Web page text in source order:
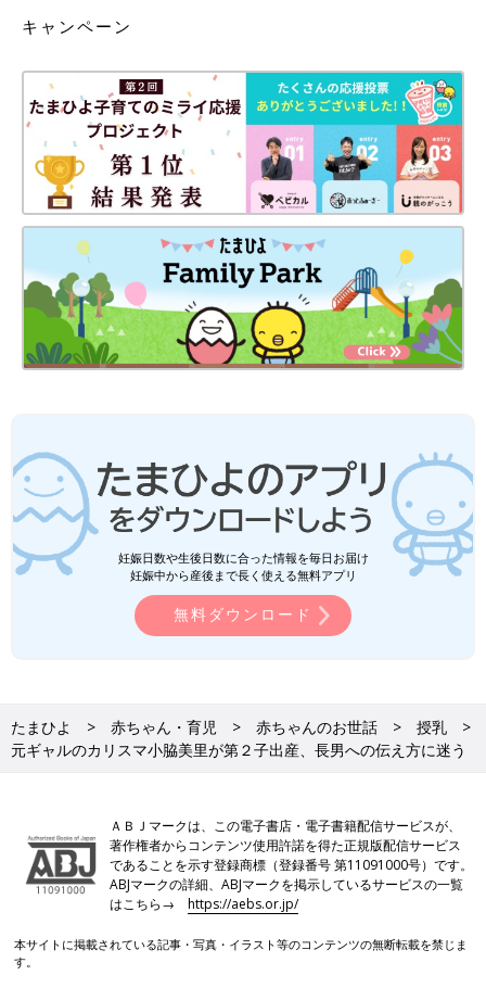
キャンペーン
妊娠日数や生後日数に合った情報を毎日お届け
妊娠中から産後まで長く使える無料アプリ
無料ダウンロード
たまひよ 赤ちゃん・育児 赤ちゃんのお世話
授乳
元ギャルのカリスマ小脇美里が第２子出産、長男への伝え方に迷う
ＡＢＪマークは、この電子書店・電子書籍配信サービスが、
著作権者からコンテンツ使用許諾を得た正規版配信サービス
であることを示す登録商標（登録番号 第11091000号）です。
ABJマークの詳細、ABJマークを掲示しているサービスの一覧
はこちら→https://aebs.or.jp/
本サイトに掲載されている記事・写真・イラスト等のコンテンツの無断転載を禁じま
す。